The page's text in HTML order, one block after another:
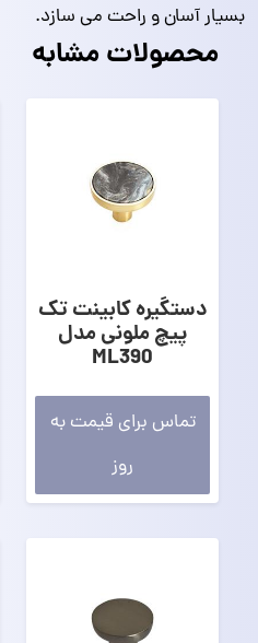
بسیار آسان و راحت می‌ سازد.
محصولات مشابه
دستگیره کابینت تک
پیچ ملونی مدل
ML390
تماس برای قیمت به
روز